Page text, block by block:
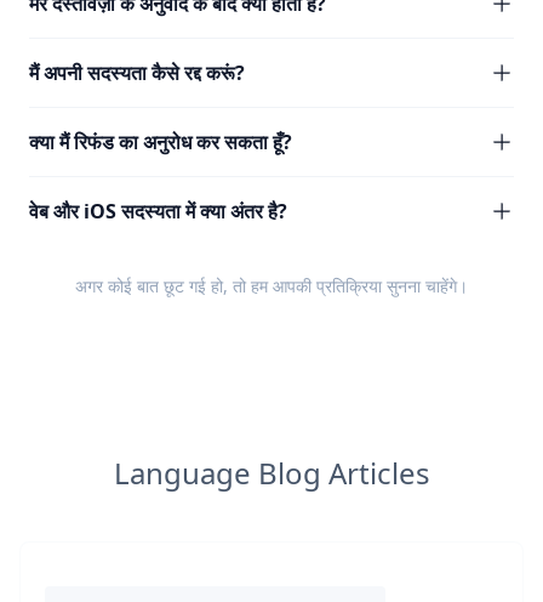
मैं अपनी सदस्यता कैसे रद्द करूं?
क्या मैं रिफंड का अनुरोध कर सकता हूँ?
वेब और iOS सदस्यता में क्या अंतर है?
अगर कोई बात छूट गई हो, तो हम आपकी प्रतिक्रिया सुनना चाहेंगे।
Language Blog Articles